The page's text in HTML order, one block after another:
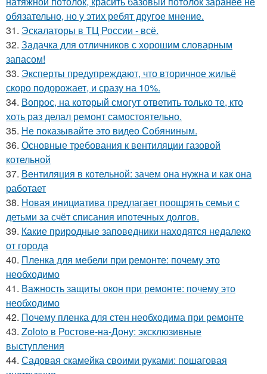
обязательно, но у этих ребят другое мнение.
31. Эскалаторы в ТЦ России - всё.
32. Задачка для отличников с хорошим словарным
запасом!
33. Эксперты предупреждают, что вторичное жильё
скоро подорожает, и сразу на 10%.
34. Вопрос, на который смогут ответить только те, кто
хоть раз делал ремонт самостоятельно.
35. Не показывайте это видео Собяниным.
36. Основные требования к вентиляции газовой
котельной
37. Вентиляция в котельной: зачем она нужна и как она
работает
38. Новая инициатива предлагает поощрять семьи с
детьми за счёт списания ипотечных долгов.
39. Какие природные заповедники находятся недалеко
от города
40. Пленка для мебели при ремонте: почему это
необходимо
41. Важность защиты окон при ремонте: почему это
необходимо
42. Почему пленка для стен необходима при ремонте
43. Zoloto в Ростове-на-Дону: эксклюзивные
выступления
44. Садовая скамейка своими руками: пошаговая